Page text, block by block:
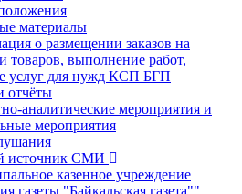
материалы
о размещении заказов на
товаров, выполнение работ,
услуг для нужд КСП БГП
отчёты
аналитические мероприятия и
мероприятия
источник СМИ
казенное учреждение
газеты "Байкальская газета""